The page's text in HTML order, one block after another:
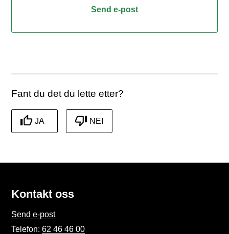
Send e-post
Fant du det du lette etter?
JA NEI
Kontakt oss
Send e-post
Telefon:62 46 46 00